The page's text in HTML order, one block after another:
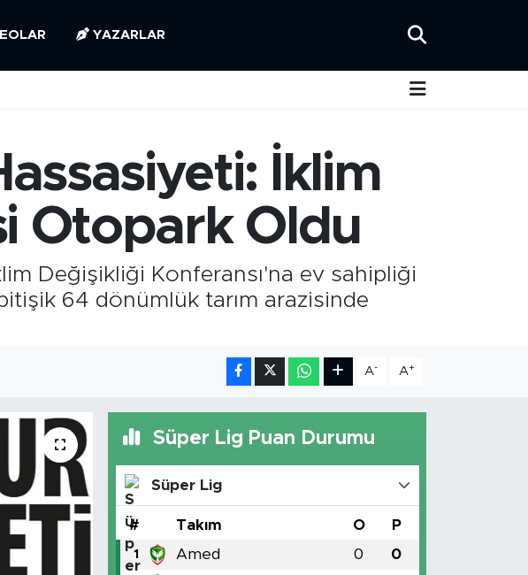
YAZARLAR
İklim
Otopark Oldu
Değişikliği Konferansı'na ev sahipliği
64 dönümlük tarım arazisinde
A- A+
Süper Lig Puan Durumu
Süper Lig
# Takım O P
1 Amed 0 0